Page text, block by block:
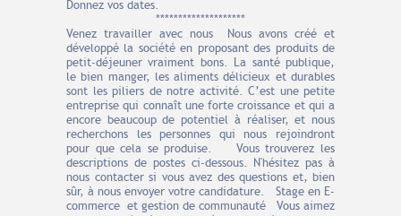
Donnez vos dates.
********************
Venez travailler avec nous Nous avons créé et
développé la société en proposant des produits de
petit-déjeuner vraiment bons. La santé publique,
le bien manger, les aliments délicieux et durables
sont les piliers de notre activité. C’est une petite
entreprise qui connaît une forte croissance et qui a
encore beaucoup de potentiel à réaliser, et nous
recherchons les personnes qui nous rejoindront
pour que cela se produise. ​ Vous trouverez les
descriptions de postes ci-dessous. N'hésitez pas à
nous contacter si vous avez des questions et, bien
sûr, à nous envoyer votre candidature. Stage en E-
commerce et gestion de communauté Vous aimez